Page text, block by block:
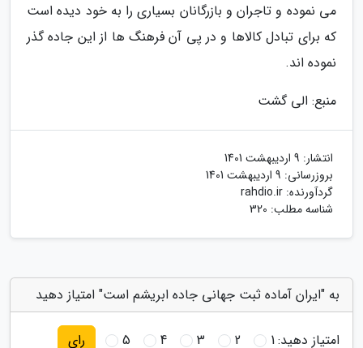
می نموده و تاجران و بازرگانان بسیاری را به خود دیده است
که برای تبادل کالاها و در پی آن فرهنگ ها از این جاده گذر
نموده اند.
منبع: الی گشت
انتشار: 9 اردیبهشت 1401
بروزرسانی: 9 اردیبهشت 1401
گردآورنده: rahdio.ir
شناسه مطلب: 320
به "ایران آماده ثبت جهانی جاده ابریشم است" امتیاز دهید
امتیاز دهید:1
2
3
4
5 رای